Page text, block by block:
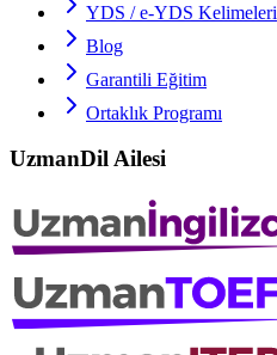
YDS / e-YDS Kelimeleri
Blog
Garantili Eğitim
Ortaklık Programı
UzmanDil Ailesi